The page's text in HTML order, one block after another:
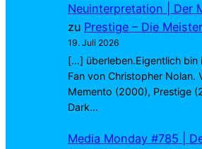
Neuinterpretation | Der
zu Prestige – Die
19. Juli 2026
[…] überleben.Eigentlich bin
Fan von Christopher Nolan.
Memento (2000), Prestige
Dark…
Media Monday #785 |